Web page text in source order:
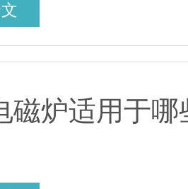
磁炉适用于哪